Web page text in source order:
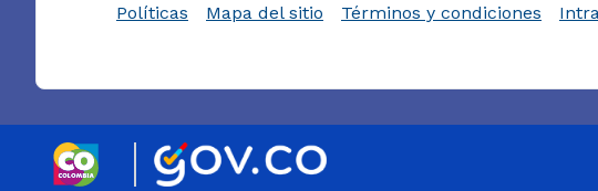
Políticas Mapa del sitio Términos y condiciones